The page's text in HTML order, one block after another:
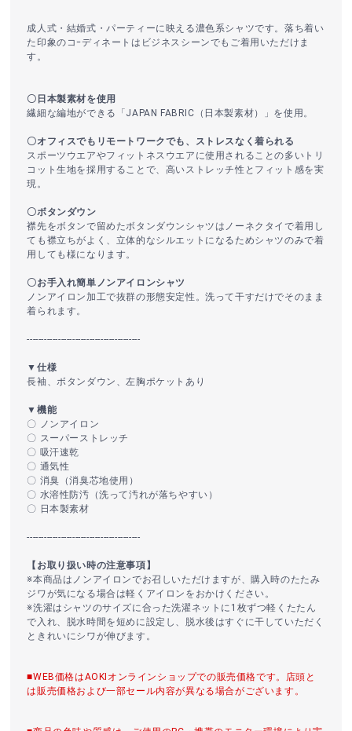
成人式・結婚式・パーティーに映える濃色系シャツです。落ち着い
た印象のコｰディネートはビジネスシーンでもご着用いただけま
す。
〇日本製素材を使用
繊細な編地ができる「JAPAN FABRIC（日本製素材）」を使用。
〇オフィスでもリモートワークでも、ストレスなく着られる
スポーツウエアやフィットネスウエアに使用されることの多いトリ
コット生地を採用することで、高いストレッチ性とフィット感を実
現。
〇ボタンダウン
襟先をボタンで留めたボタンダウンシャツはノーネクタイで着用し
ても襟立ちがよく、立体的なシルエットになるためシャツのみで着
用しても様になります。
〇お手入れ簡単ノンアイロンシャツ
ノンアイロン加工で抜群の形態安定性。洗って干すだけでそのまま
着られます。
----------------------------------------
▼仕様
長袖、ボタンダウン、左胸ポケットあり
▼機能
〇 ノンアイロン
〇 スーパーストレッチ
〇 吸汗速乾
〇 通気性
〇 消臭（消臭芯地使用）
〇 水溶性防汚（洗って汚れが落ちやすい）
〇 日本製素材
----------------------------------------
【お取り扱い時の注意事項】
※本商品はノンアイロンでお召しいただけますが、購入時のたたみ
ジワが気になる場合は軽くアイロンをおかけください。
※洗濯はシャツのサイズに合った洗濯ネットに1枚ずつ軽くたたん
で入れ、脱水時間を短めに設定し、脱水後はすぐに干していただく
ときれいにシワが伸びます。
■WEB価格はAOKIオンラインショップでの販売価格です。店頭と
は販売価格および一部セール内容が異なる場合がございます。